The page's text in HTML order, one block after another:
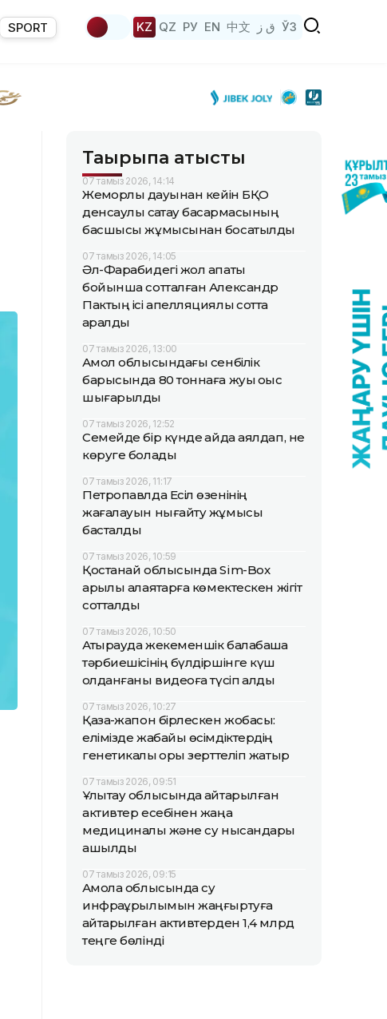
SPORT KZ QZ РУ EN 中文 ق ز ЎЗ
Тақырыпқа қатысты
07 тамыз 2026, 14:14
Жемқорлық дауынан кейін БҚО
денсаулық сақтау басқармасының
басшысы жұмысынан босатылды
07 тамыз 2026, 14:05
Әл-Фарабидегі жол апаты
бойынша сотталған Александр
Пактың ісі апелляциялық сотта
қаралды
07 тамыз 2026, 13:00
Ақмол облысындағы сенбілік
барысында 80 тоннаға жуық қоқыс
шығарылды
07 тамыз 2026, 12:52
Семейде бір күнде қайда аялдап, не
көруге болады
07 тамыз 2026, 11:17
Петропавлда Есіл өзенінің
жағалауын нығайту жұмысы
басталды
07 тамыз 2026, 10:59
Қостанай облысында Sim-Box
арқылы алаяқтарға көмектескен жігіт
сотталды
07 тамыз 2026, 10:50
Атырауда жекеменшік балабақша
тәрбиешісінің бүлдіршінге күш
қолданғаны видеоға түсіп қалды
07 тамыз 2026, 10:27
Қазақ-жапон бірлескен жобасы:
елімізде жабайы өсімдіктердің
генетикалық қоры зерттеліп жатыр
07 тамыз 2026, 09:51
Ұлытау облысында қайтарылған
активтер есебінен жаңа
медициналық және су нысандары
ашылды
07 тамыз 2026, 09:15
Ақмола облысында су
инфрақұрылымын жаңғыртуға
қайтарылған активтерден 1,4 млрд
теңге бөлінді